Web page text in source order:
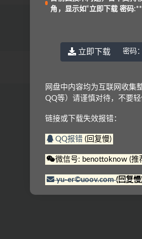
角，显示如“立即下载 密码
立即下载 密码：
网盘中内容均为互联网收集
QQ等）请谨慎对待，不要
链接或下载失效报错：
QQ报错 (回复慢)
微信号: benottoknow (推
yu-er©uoov.com(回复慢